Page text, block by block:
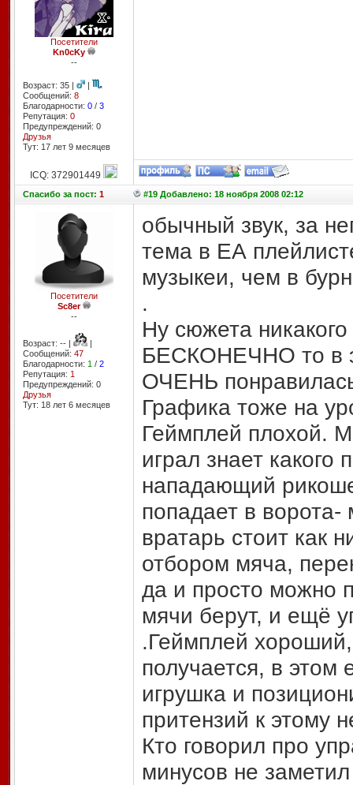
Посетители
Kn0cKy
--
Возраст: 35 |
|
Сообщений: 8
Благодарности: 0/ 3
Репутация: 0
Предупреждений: 0
Друзья
Тут: 17 лет 9 месяцев
ICQ: 372901449
Спасибоза пост: 1 #19 Добавлено: 18 ноября 2008 02:12
Посетители
Sc8er
--
Возраст: -- |
|
Сообщений: 47
Благодарности: 1 / 2
Репутация: 1
Предупреждений: 0
Друзья
Тут: 18 лет 6 месяцев
обычный звук, за
тема в ЕА
музыкеи, чем в
.
Ну сюжета
БЕСКОНЕЧНО то в
ОЧЕНЬ
Графика тоже на
Геймплей плохой.
играл знает какого
нападающий
попадает в ворота-
вратарь стоит как
отбором мяча,
да и просто можно
мячи берут, и ещё
.Геймплей
получается, в
игрушка и
притензий к этому
Кто говорил про
минусов не